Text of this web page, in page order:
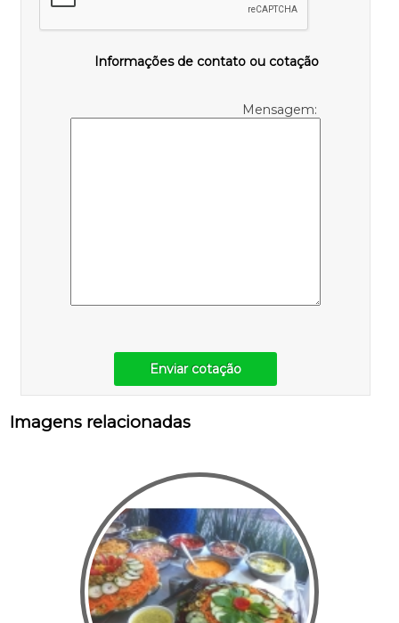
Informações de contato ou cotação
Mensagem:
Enviar cotação
Imagens relacionadas